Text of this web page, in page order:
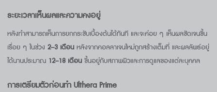
ระยะเวลาเห็นผลและความคงอยู่
หลังทำสามารถเห็นการยกกระชับเบื้องต้นได้ทันที และจะค่อย ๆ เห็นผลชัดเจนขึ้น
เรื่อย ๆ ในช่วง 2–3 เดือน หลังจากคอลลาเจนใหม่ถูกสร้างเต็มที่ และผลลัพธ์อยู่
ได้นานประมาณ 12–18 เดือน ขึ้นอยู่กับสภาพผิวและการดูแลของแต่ละบุคคล
การเตรียมตัวก่อนทำ Ulthera Prime